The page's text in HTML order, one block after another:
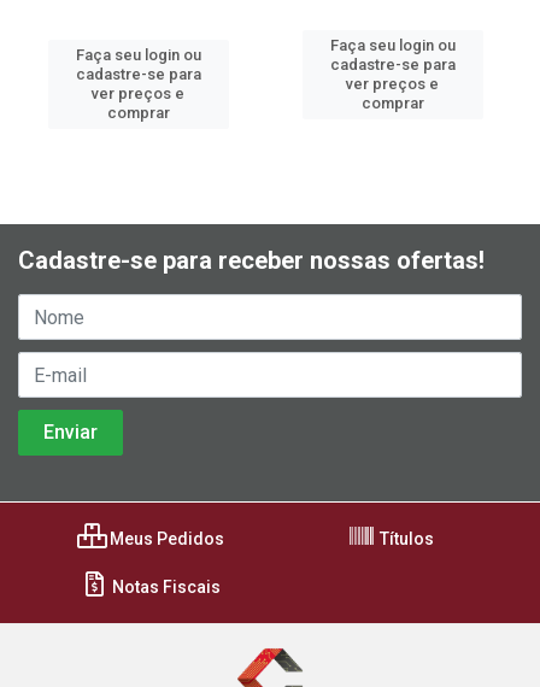
Faça seu login ou
cadastre-se para
ver preços e
comprar
Faça seu login ou
cadastre-se para
ver preços e
comprar
Cadastre-se para receber nossas ofertas!
Meus Pedidos Títulos
Notas Fiscais